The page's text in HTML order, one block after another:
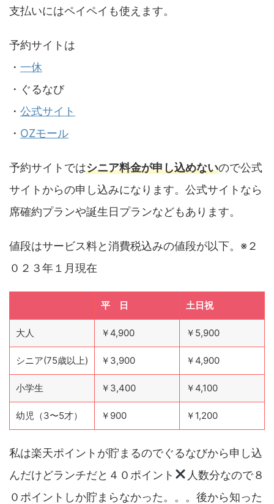
支払いにはペイペイも使えます。
予約サイトは
・ 一休
・ぐるなび
・ 公式サイト
・ OZモール
予約サイトではシニア料金が申し込めないので公式
サイトからの申し込みになります。公式サイトなら
席確約プランや誕生日プランなどもあります。
値段はサービス料と消費税込みの値段が以下。※２
０２３年１月現在
平 日 土日祝
大人 ￥4,900 ￥5,900
シニア(75歳以上) ￥3,900 ￥4,900
小学生 ￥3,400 ￥4,100
幼児（3〜5才） ￥900 ￥1,200
私は楽天ポイントが貯まるのでぐるなびから申し込
んだけどランチだと４０ポイント
人数分なので８
０ポイントしか貯まらなかった。。。後から知った